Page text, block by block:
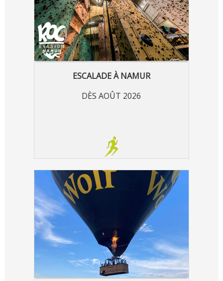
ESCALADE À NAMUR
DÈS AOÛT 2026